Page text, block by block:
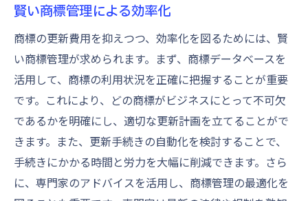
賢い商標管理による効率化
商標の更新費用を抑えつつ、効率化を図るためには、賢
い商標管理が求められます。まず、商標データベースを
活用して、商標の利用状況を正確に把握することが重要
です。これにより、どの商標がビジネスにとって不可欠
であるかを明確にし、適切な更新計画を立てることがで
きます。また、更新手続きの自動化を検討することで、
手続きにかかる時間と労力を大幅に削減できます。さら
に、専門家のアドバイスを活用し、商標管理の最適化を